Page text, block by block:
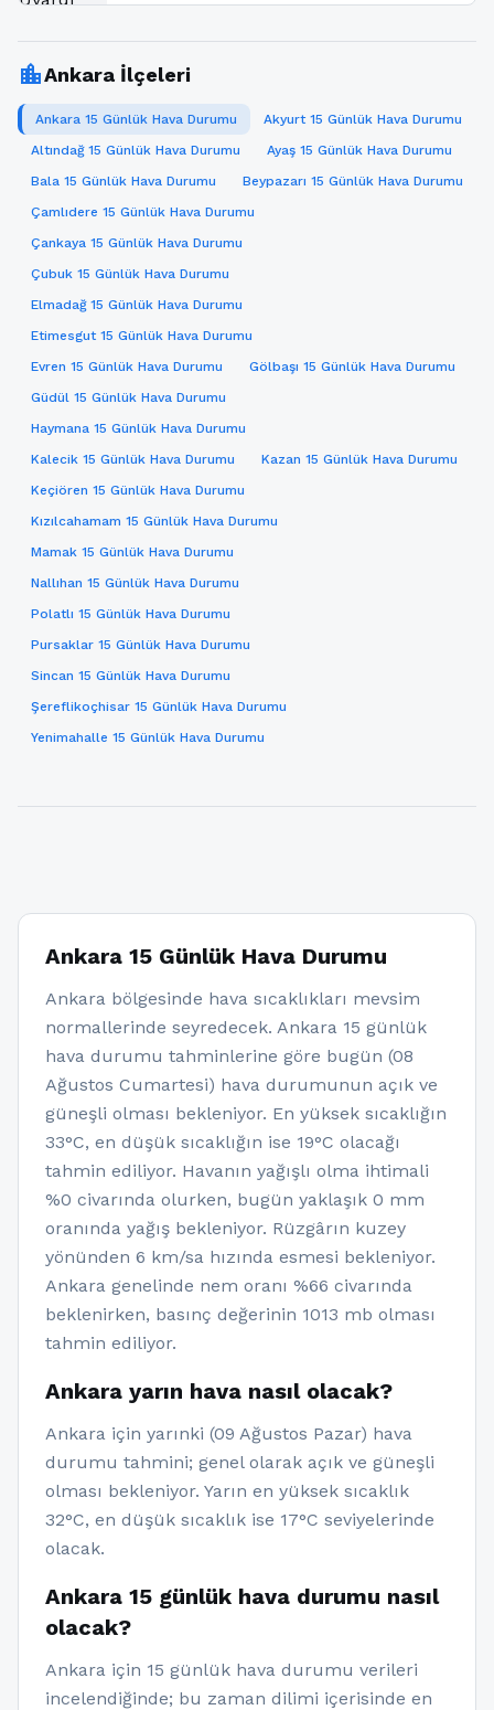
location_cityAnkara İlçeleri
Ankara 15 Günlük Hava Durumu
Akyurt 15 Günlük Hava Durumu
Altındağ 15 Günlük Hava Durumu
Ayaş 15 Günlük Hava Durumu
Bala 15 Günlük Hava Durumu
Beypazarı 15 Günlük Hava Durumu
Çamlıdere 15 Günlük Hava Durumu
Çankaya 15 Günlük Hava Durumu
Çubuk 15 Günlük Hava Durumu
Elmadağ 15 Günlük Hava Durumu
Etimesgut 15 Günlük Hava Durumu
Evren 15 Günlük Hava Durumu
Gölbaşı 15 Günlük Hava Durumu
Güdül 15 Günlük Hava Durumu
Haymana 15 Günlük Hava Durumu
Kalecik 15 Günlük Hava Durumu
Kazan 15 Günlük Hava Durumu
Keçiören 15 Günlük Hava Durumu
Kızılcahamam 15 Günlük Hava Durumu
Mamak 15 Günlük Hava Durumu
Nallıhan 15 Günlük Hava Durumu
Polatlı 15 Günlük Hava Durumu
Pursaklar 15 Günlük Hava Durumu
Sincan 15 Günlük Hava Durumu
Şereflikoçhisar 15 Günlük Hava Durumu
Yenimahalle 15 Günlük Hava Durumu
Ankara 15 Günlük Hava Durumu
Ankara bölgesinde hava sıcaklıkları mevsim
normallerinde seyredecek. Ankara 15 günlük
hava durumu tahminlerine göre bugün (08
Ağustos Cumartesi) hava durumunun açık ve
güneşli olması bekleniyor. En yüksek sıcaklığın
33°C, en düşük sıcaklığın ise 19°C olacağı
tahmin ediliyor. Havanın yağışlı olma ihtimali
%0 civarında olurken, bugün yaklaşık 0 mm
oranında yağış bekleniyor. Rüzgârın kuzey
yönünden 6 km/sa hızında esmesi bekleniyor.
Ankara genelinde nem oranı %66 civarında
beklenirken, basınç değerinin 1013 mb olması
tahmin ediliyor.
Ankara yarın hava nasıl olacak?
Ankara için yarınki (09 Ağustos Pazar) hava
durumu tahmini; genel olarak açık ve güneşli
olması bekleniyor. Yarın en yüksek sıcaklık
32°C, en düşük sıcaklık ise 17°C seviyelerinde
olacak.
Ankara 15 günlük hava durumu nasıl
olacak?
Ankara için 15 günlük hava durumu verileri
incelendiğinde; bu zaman dilimi içerisinde en